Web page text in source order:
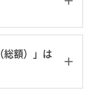
総額）」は